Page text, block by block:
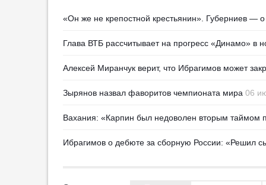
Алонсо: «„Челси“ — один из
00:33
Григорян: «Игра „Акрона“ на
старте сезона выглядит по-
00:06
Голкипером КАМАЗа
«Он же не крепостной крестьянин». Губерниев —
Глава ВТБ рассчитывает на прогресс «Динамо» в
Алексей Миранчук верит, что Ибрагимов может
Зырянов назвал фаворитов чемпионата мира 06
Вахания: «Карпин был недоволен вторым таймом
Ибрагимов о дебюте за сборную России: «Решил